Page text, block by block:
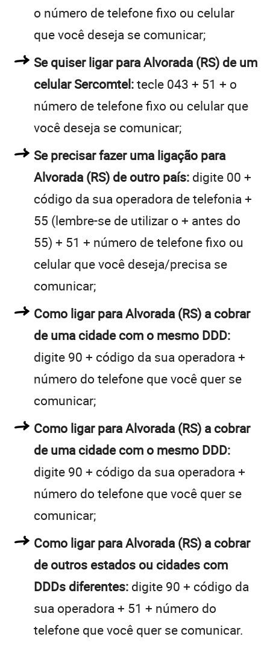
o número de telefone fixo ou celular
que você deseja se comunicar;
Se quiser ligar para Alvorada (RS) de um
celular Sercomtel:tecle 043 + 51 + o
número de telefone fixo ou celular que
você deseja se comunicar;
Se precisar fazer uma ligação para
Alvorada (RS) de outro país: digite 00 +
código da sua operadora de telefonia +
55 (lembre-se de utilizar o + antes do
55) + 51 + número de telefone fixo ou
celular que você deseja/precisa se
comunicar;
Como ligar para Alvorada (RS) a cobrar
de uma cidade com o mesmo DDD:
digite 90 + código da sua operadora +
número do telefone que você quer se
comunicar;
Como ligar para Alvorada (RS) a cobrar
de uma cidade com o mesmo DDD:
digite 90 + código da sua operadora +
número do telefone que você quer se
comunicar;
Como ligar para Alvorada (RS) a cobrar
de outros estados ou cidades com
DDDs diferentes: digite 90 + código da
sua operadora + 51 + número do
telefone que você quer se comunicar.